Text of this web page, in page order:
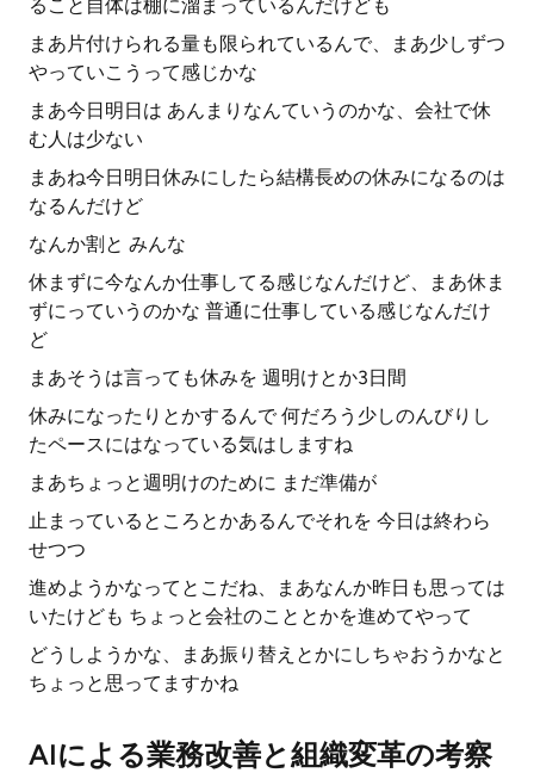
ること自体は棚に溜まっているんだけども
まあ片付けられる量も限られているんで、まあ少しずつ
やっていこうって感じかな
まあ今日明日は あんまりなんていうのかな、会社で休
む人は少ない
まあね今日明日休みにしたら結構長めの休みになるのは
なるんだけど
なんか割と みんな
休まずに今なんか仕事してる感じなんだけど、まあ休ま
ずにっていうのかな 普通に仕事している感じなんだけ
ど
まあそうは言っても休みを 週明けとか3日間
休みになったりとかするんで 何だろう少しのんびりし
たペースにはなっている気はしますね
まあちょっと週明けのために まだ準備が
止まっているところとかあるんでそれを 今日は終わら
せつつ
進めようかなってとこだね、まあなんか昨日も思っては
いたけども ちょっと会社のこととかを進めてやって
どうしようかな、まあ振り替えとかにしちゃおうかなと
ちょっと思ってますかね
AIによる業務改善と組織変革の考察